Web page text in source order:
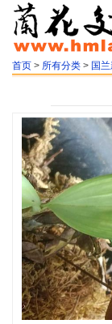
首页 > 所有分类 > 国